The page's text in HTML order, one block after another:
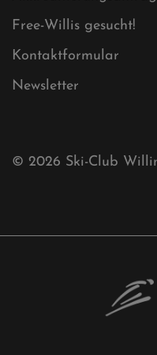
Cookies
Ski-Club
Mühlenkopfschanze
Akkreditierungsantrag